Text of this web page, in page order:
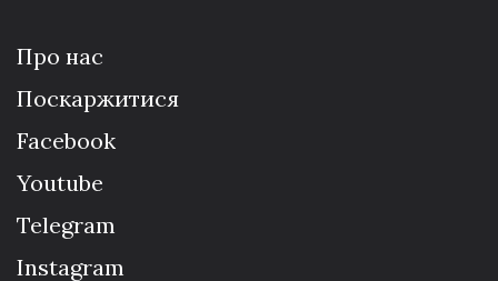
Про нас
Поскаржитися
Facebook
Youtube
Telegram
Instagram